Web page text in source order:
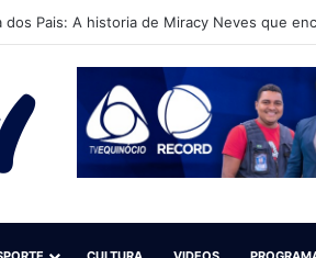
morre após receber diversos disparos